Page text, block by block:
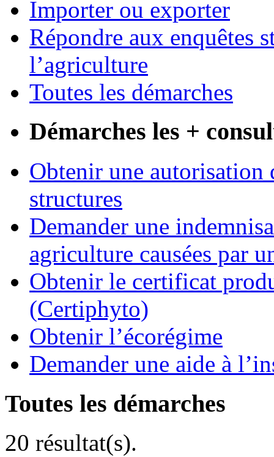
Importer ou exporter
Répondre aux enquêtes
l’agriculture
Toutes les démarches
Démarches les +
Obtenir une autorisation
structures
Demander une
agriculture causées par
Obtenir le certificat
(Certiphyto)
Obtenir l’écorégime
Demander une aide à
Toutes les démarches
20 résultat(s).